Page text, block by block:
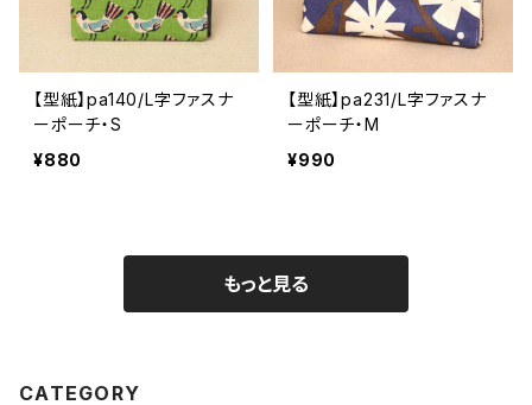
【型紙】pa140/L字ファスナ
ーポーチ・S
¥880
【型紙】pa231/L字ファスナ
ーポーチ・M
¥990
もっと見る
CATEGORY